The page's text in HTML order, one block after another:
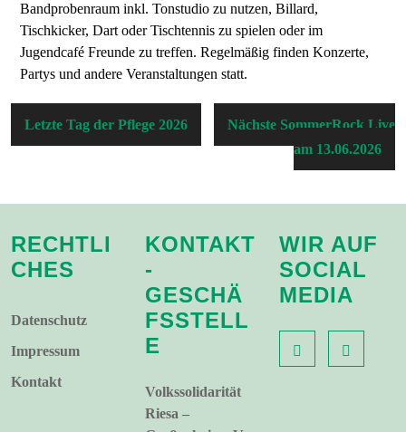
Bandprobenraum inkl. Tonstudio zu nutzen, Billard,
Tischkicker, Dart oder Tischtennis zu spielen oder im
Jugendcafé Freunde zu treffen. Regelmäßig finden Konzerte,
Partys und andere Veranstaltungen statt.
Letzte Tag der Pflege 2026 Nächste SommerRock Live
am 13.06.2026
RECHTLI
CHES
Datenschutz
Impressum
Kontakt
KONTAKT
-
GESCHÄ
FSSTELL
E
Volkssolidarität
Riesa –
WIR AUF
SOCIAL
MEDIA